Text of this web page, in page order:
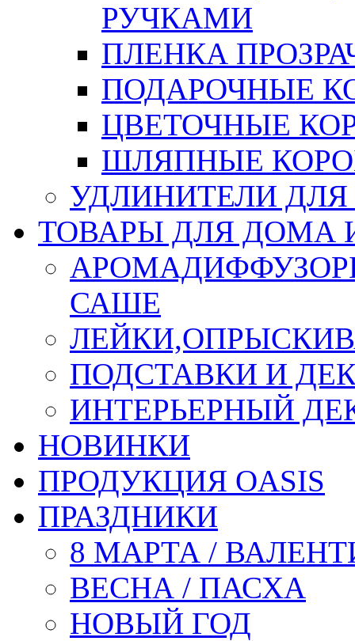
РУЧКАМИ
ПЛЕНКА
ПОДАРОЧНЫЕ
ЦВЕТОЧНЫЕ
ШЛЯПНЫЕ
УДЛИНИТЕЛИ
ТОВАРЫ ДЛЯ ДОМА
САШЕ
ПОДСТАВКИ И
ИНТЕРЬЕРНЫЙ
НОВИНКИ
ПРОДУКЦИЯ OASIS
ПРАЗДНИКИ
8 МАРТА /
ВЕСНА / ПАСХА
НОВЫЙ ГОД